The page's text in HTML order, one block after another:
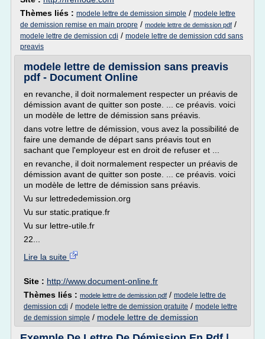
Thèmes liés : modele lettre de demission simple / modele lettre
de demission remise en main propre / modele lettre de demission pdf /
modele lettre de demission cdi / modele lettre de demission cdd sans
preavis
modele lettre de demission sans preavis
pdf - Document Online
en revanche, il doit normalement respecter un préavis de
démission avant de quitter son poste. ... ce préavis. voici
un modèle de lettre de démission sans préavis.
dans votre lettre de démission, vous avez la possibilité de
faire une demande de départ sans préavis tout en
sachant que l'employeur est en droit de refuser et ...
en revanche, il doit normalement respecter un préavis de
démission avant de quitter son poste. ... ce préavis. voici
un modèle de lettre de démission sans préavis.
Vu sur lettrededemission.org
Vu sur static.pratique.fr
Vu sur lettre-utile.fr
22...
Lire la suite
Site : http://www.document-online.fr
Thèmes liés : modele lettre de demission pdf / modele lettre de
demission cdi / modele lettre de demission gratuite / modele lettre
de demission simple / modele lettre de demission